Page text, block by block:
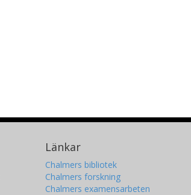
Länkar
Chalmers bibliotek
Chalmers forskning
Chalmers examensarbeten